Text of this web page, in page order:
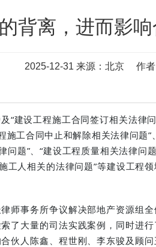
背离，进而影响
2025-12-31 来源：北京 作者
“建设工程施工合同签订相关法律
施工合同中止和解除相关法律问题”
问题”、“建设工程质量相关法律问
工人相关的法律问题”等建设工程
师事务所争议解决部地产资源组
了大量的司法实践案例，同时进
伙人陈鑫、程世刚、李东骏及顾